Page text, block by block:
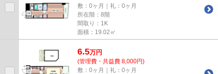
敷：0ヶ月｜礼：0ヶ月
所在階：8階
間取り：1K
面積：19.02㎡
6.5万円
(管理費・共益費 8,000円)
敷：0ヶ月｜礼：0ヶ月